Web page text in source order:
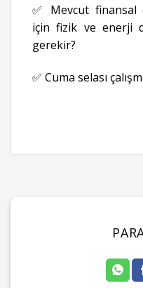
✅ Mevcut finansal
için fizik ve enerji
gerekir?
✅ Cuma selası